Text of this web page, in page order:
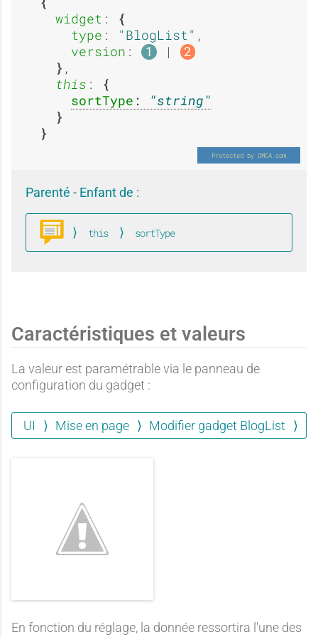
e
:
A
b
a
n
o
n
E
x
p
é
m
a
g
e
:
A
u
c
u
n
e
:
E
x
p
widget :
type : BlogList
,
version : 1 | 2
,
this :
sortType : string
Parenté - Enfant de :
BlogList
this sortType
Caractéristiques et valeurs
La valeur est paramétrable via le panneau de
configuration du gadget :
UI Mise en page Modifier gadget BlogList
En fonction du réglage, la donnée ressortira l'une des